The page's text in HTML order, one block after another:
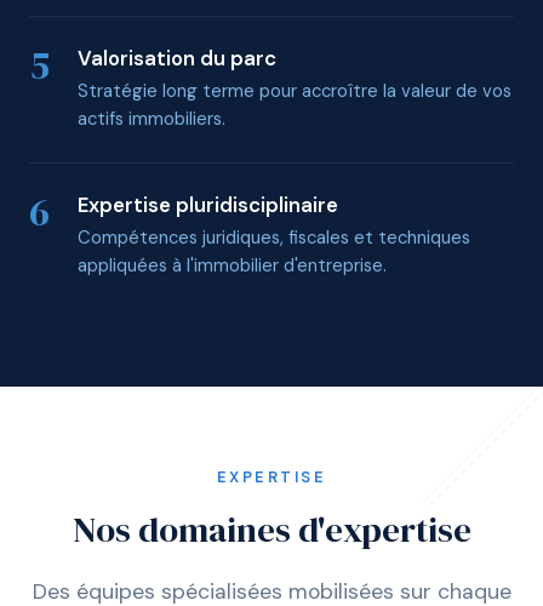
5 Valorisation du parc
Stratégie long terme pour accroître la valeur de vos
actifs immobiliers.
6 Expertise pluridisciplinaire
Compétences juridiques, fiscales et techniques
appliquées à l'immobilier d'entreprise.
EXPERTISE
Nos domaines d'expertise
Des équipes spécialisées mobilisées sur chaque